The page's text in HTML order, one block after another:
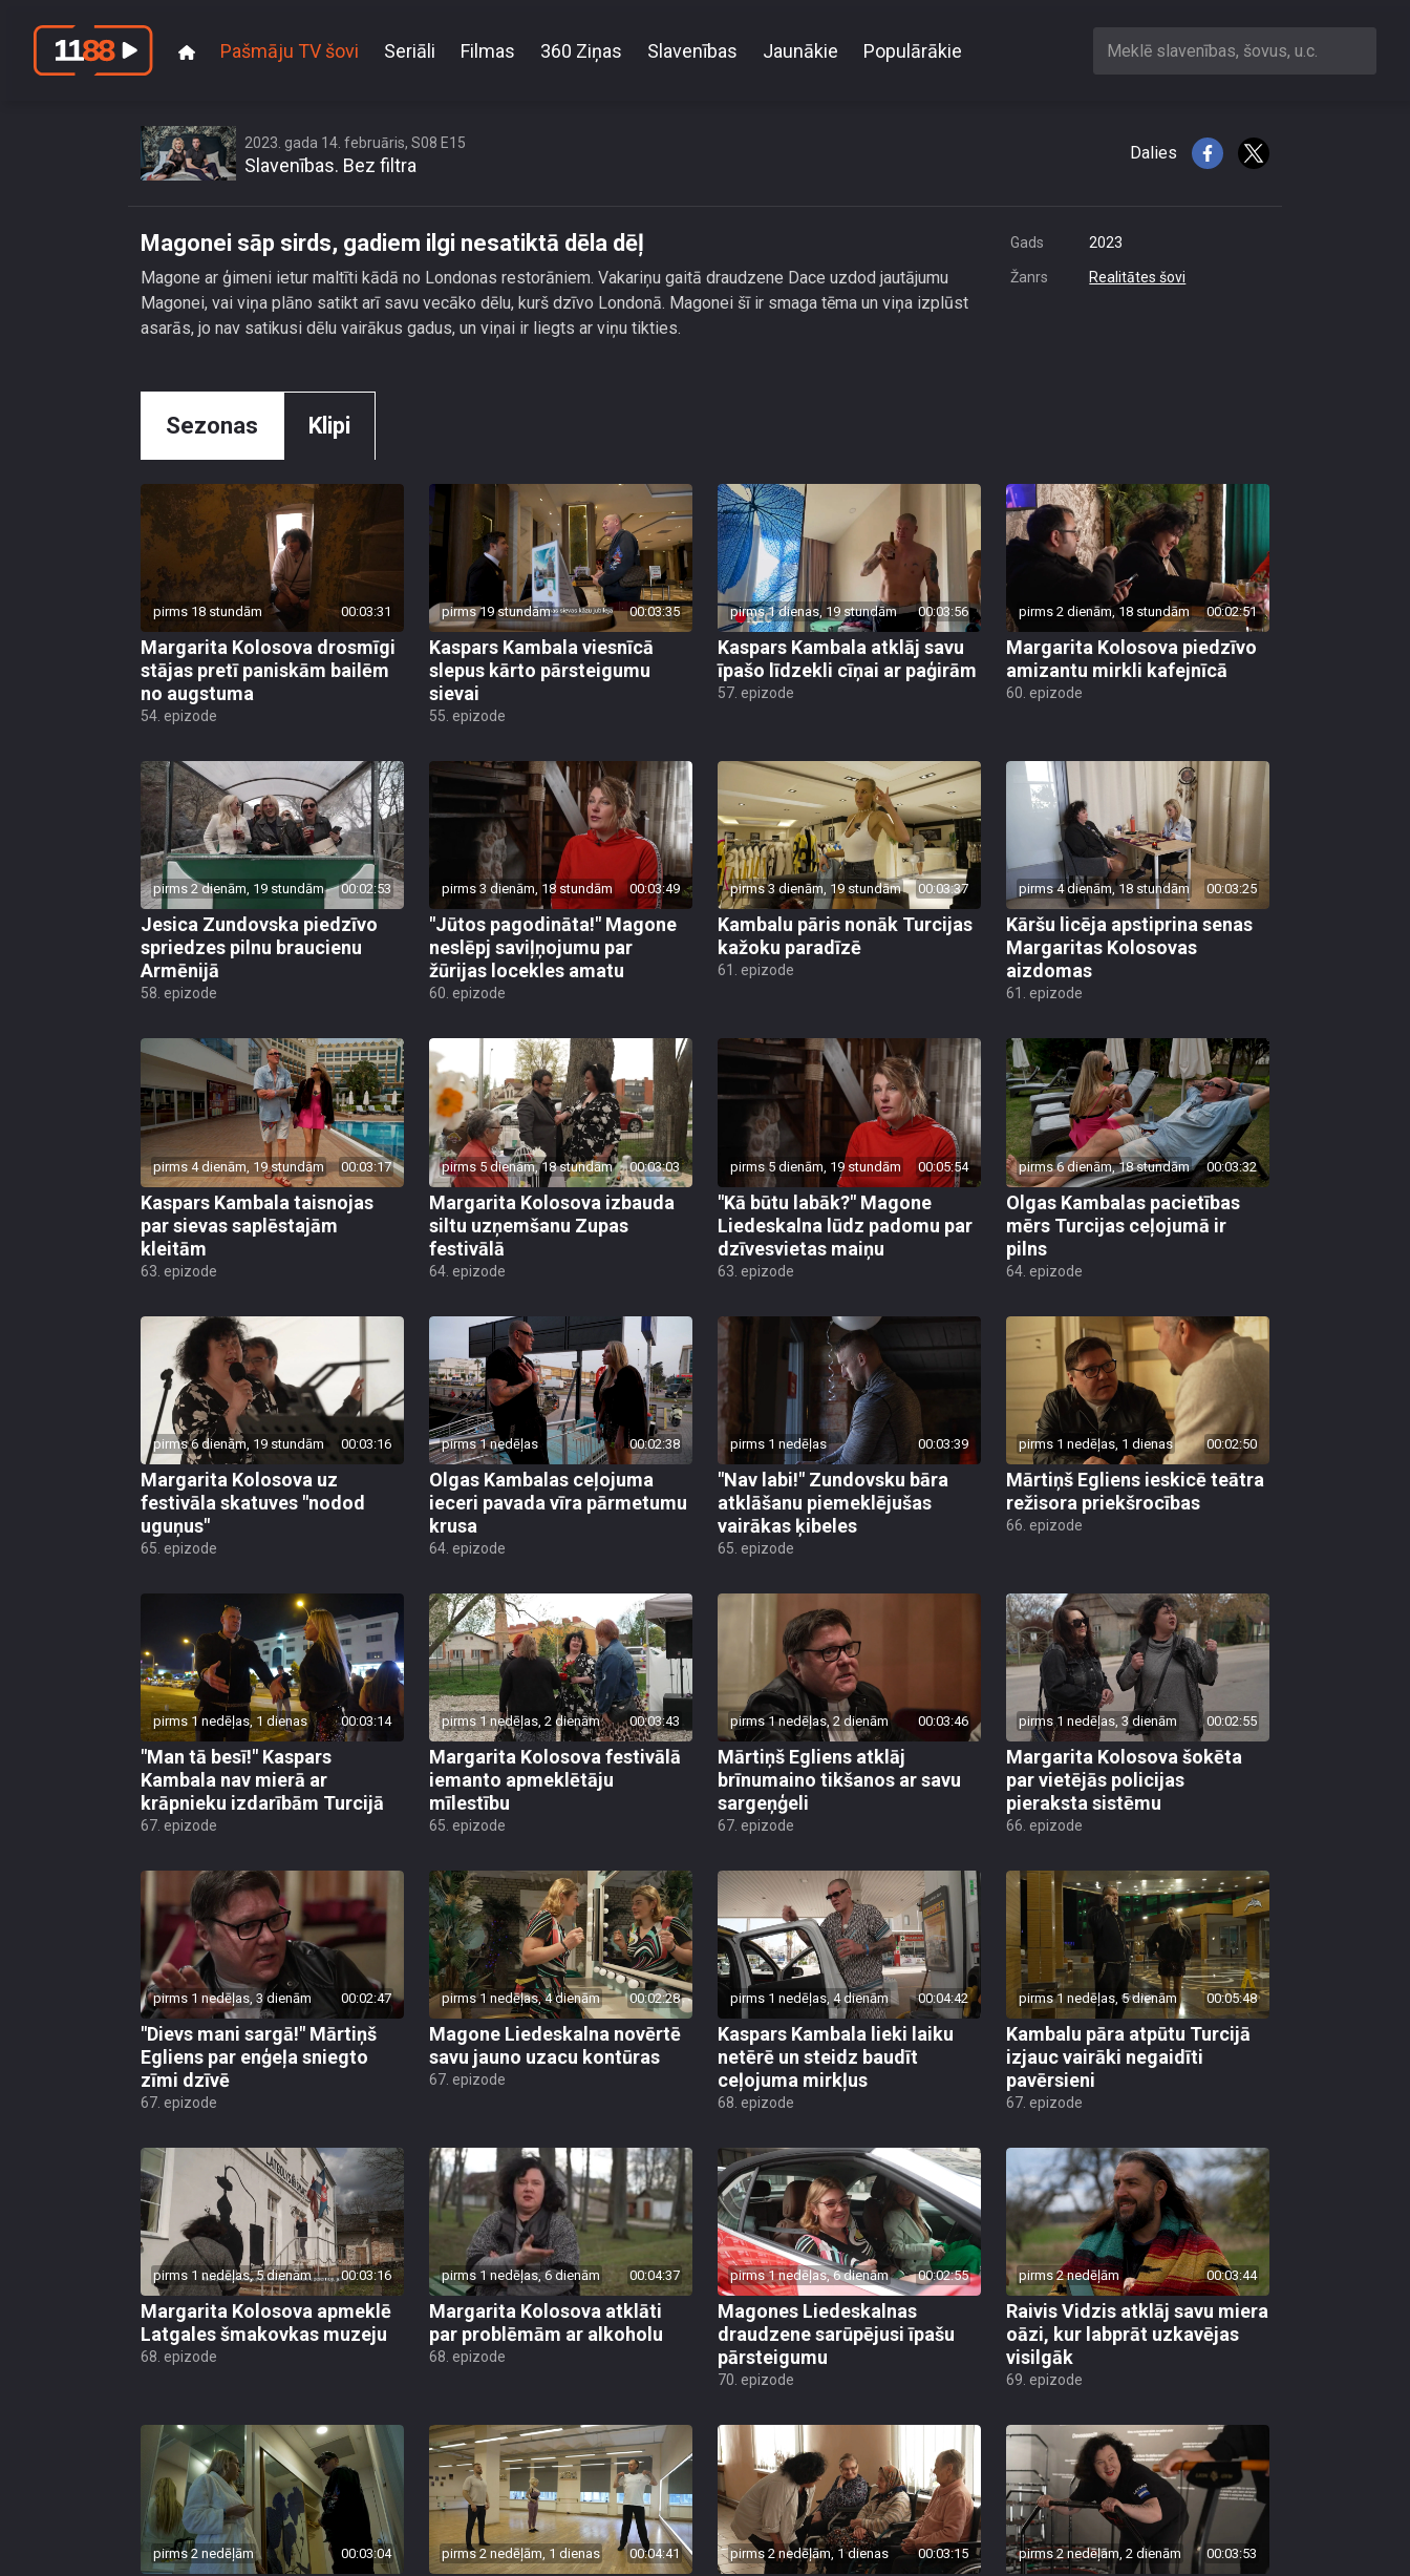
Pašmāju TV šovi Seriāli Filmas 360 Ziņas Slavenības Jaunākie Populārākie Meklē slavenības, šovus, u.c.
2023. gada 14. februāris, S08 E15
Slavenības. Bez filtra
Dalies
Magonei sāp sirds, gadiem ilgi nesatiktā dēla dēļ
Magone ar ģimeni ietur maltīti kādā no Londonas restorāniem. Vakariņu gaitā draudzene Dace uzdod jautājumu
Magonei, vai viņa plāno satikt arī savu vecāko dēlu, kurš dzīvo Londonā. Magonei šī ir smaga tēma un viņa izplūst
asarās, jo nav satikusi dēlu vairākus gadus, un viņai ir liegts ar viņu tikties.
Gads 2023
Žanrs Realitātes šovi
Sezonas Klipi
pirms 18 stundām 00:03:31
Margarita Kolosova drosmīgi
stājas pretī paniskām bailēm
no augstuma
54. epizode
pirms 19 stundām 00:03:35
Kaspars Kambala viesnīcā
slepus kārto pārsteigumu
sievai
55. epizode
pirms 1 dienas, 19 stundām 00:03:56
Kaspars Kambala atklāj savu
īpašo līdzekli cīņai ar paģirām
57. epizode
pirms 2 dienām, 18 stundām 00:02:51
Margarita Kolosova piedzīvo
amizantu mirkli kafejnīcā
60. epizode
pirms 2 dienām, 19 stundām 00:02:53
Jesica Zundovska piedzīvo
spriedzes pilnu braucienu
Armēnijā
58. epizode
pirms 3 dienām, 18 stundām 00:03:49
"Jūtos pagodināta!" Magone
neslēpj saviļņojumu par
žūrijas locekles amatu
60. epizode
pirms 3 dienām, 19 stundām 00:03:37
Kambalu pāris nonāk Turcijas
kažoku paradīzē
61. epizode
pirms 4 dienām, 18 stundām 00:03:25
Kāršu licēja apstiprina senas
Margaritas Kolosovas
aizdomas
61. epizode
pirms 4 dienām, 19 stundām 00:03:17
Kaspars Kambala taisnojas
par sievas saplēstajām
kleitām
63. epizode
pirms 5 dienām, 18 stundām 00:03:03
Margarita Kolosova izbauda
siltu uzņemšanu Zupas
festivālā
64. epizode
pirms 5 dienām, 19 stundām 00:05:54
"Kā būtu labāk?" Magone
Liedeskalna lūdz padomu par
dzīvesvietas maiņu
63. epizode
pirms 6 dienām, 18 stundām 00:03:32
Olgas Kambalas pacietības
mērs Turcijas ceļojumā ir
pilns
64. epizode
pirms 6 dienām, 19 stundām 00:03:16
Margarita Kolosova uz
festivāla skatuves "nodod
uguņus"
65. epizode
pirms 1 nedēļas 00:02:38
Olgas Kambalas ceļojuma
ieceri pavada vīra pārmetumu
krusa
64. epizode
pirms 1 nedēļas 00:03:39
"Nav labi!" Zundovsku bāra
atklāšanu piemeklējušas
vairākas ķibeles
65. epizode
pirms 1 nedēļas, 1 dienas 00:02:50
Mārtiņš Egliens ieskicē teātra
režisora priekšrocības
66. epizode
pirms 1 nedēļas, 1 dienas 00:03:14
"Man tā besī!" Kaspars
Kambala nav mierā ar
krāpnieku izdarībām Turcijā
67. epizode
pirms 1 nedēļas, 2 dienām 00:03:43
Margarita Kolosova festivālā
iemanto apmeklētāju
mīlestību
65. epizode
pirms 1 nedēļas, 2 dienām 00:03:46
Mārtiņš Egliens atklāj
brīnumaino tikšanos ar savu
sargeņģeli
67. epizode
pirms 1 nedēļas, 3 dienām 00:02:55
Margarita Kolosova šokēta
par vietējās policijas
pieraksta sistēmu
66. epizode
pirms 1 nedēļas, 3 dienām 00:02:47
"Dievs mani sargā!" Mārtiņš
Egliens par enģeļa sniegto
zīmi dzīvē
67. epizode
pirms 1 nedēļas, 4 dienām 00:02:28
Magone Liedeskalna novērtē
savu jauno uzacu kontūras
67. epizode
pirms 1 nedēļas, 4 dienām 00:04:42
Kaspars Kambala lieki laiku
netērē un steidz baudīt
ceļojuma mirkļus
68. epizode
pirms 1 nedēļas, 5 dienām 00:05:48
Kambalu pāra atpūtu Turcijā
izjauc vairāki negaidīti
pavērsieni
67. epizode
pirms 1 nedēļas, 5 dienām 00:03:16
Margarita Kolosova apmeklē
Latgales šmakovkas muzeju
68. epizode
pirms 1 nedēļas, 6 dienām 00:04:37
Margarita Kolosova atklāti
par problēmām ar alkoholu
68. epizode
pirms 1 nedēļas, 6 dienām 00:02:55
Magones Liedeskalnas
draudzene sarūpējusi īpašu
pārsteigumu
70. epizode
pirms 2 nedēļām 00:03:44
Raivis Vidzis atklāj savu miera
oāzi, kur labprāt uzkavējas
visilgāk
69. epizode
pirms 2 nedēļām 00:03:04 pirms 2 nedēļām, 1 dienas 00:04:41 pirms 2 nedēļām, 1 dienas 00:03:15 pirms 2 nedēļām, 2 dienām 00:03:53